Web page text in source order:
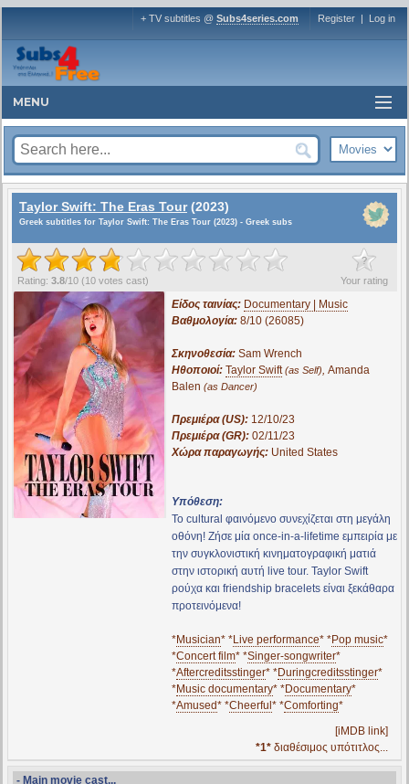
+ TV subtitles @ Subs4series.com Register | Log in
MENU
Taylor Swift: The Eras Tour(2023)
Greek subtitles for Taylor Swift: The Eras Tour (2023) - Greek subs
?
Your rating
Rating: 3.8/10 (10 votes cast)
Είδος ταινίας: Documentary | Music
Βαθμολογία: 8/10 (26085)
Σκηνοθεσία: Sam Wrench
Ηθοποιοί: Taylor Swift (as Self), Amanda
Balen (as Dancer)
Πρεμιέρα (US): 12/10/23
Πρεμιέρα (GR): 02/11/23
Χώρα παραγωγής: United States
Υπόθεση:
Το cultural φαινόμενο συνεχίζεται στη μεγάλη
οθόνη! Ζήσε μία once-in-a-lifetime εμπειρία με
την συγκλονιστική κινηματογραφική ματιά
στην ιστορική αυτή live tour. Taylor Swift
ρούχα και friendship bracelets είναι ξεκάθαρα
προτεινόμενα!
*Musician* *Live performance* *Pop music*
*Concert film* *Singer-songwriter*
*Aftercreditsstinger* *Duringcreditsstinger*
*Music documentary* *Documentary*
*Amused* *Cheerful * *Comforting*
[iMDB link]
*1* διαθέσιμος υπότιτλος...
- Main movie cast...